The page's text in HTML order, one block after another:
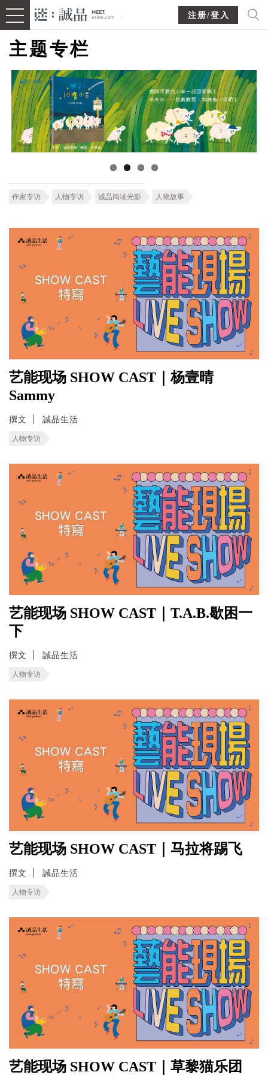
注册/登入
主题专栏
作家专访 人物专访 诚品阅读光影 人物故事
艺能现场 SHOW CAST｜杨壹晴
Sammy
撰文 誠品生活
人物专访
艺能现场 SHOW CAST｜T.A.B.歇困一
下
撰文 誠品生活
人物专访
艺能现场 SHOW CAST｜马拉将踢飞
撰文 誠品生活
人物专访
艺能现场 SHOW CAST｜草黎猫乐团